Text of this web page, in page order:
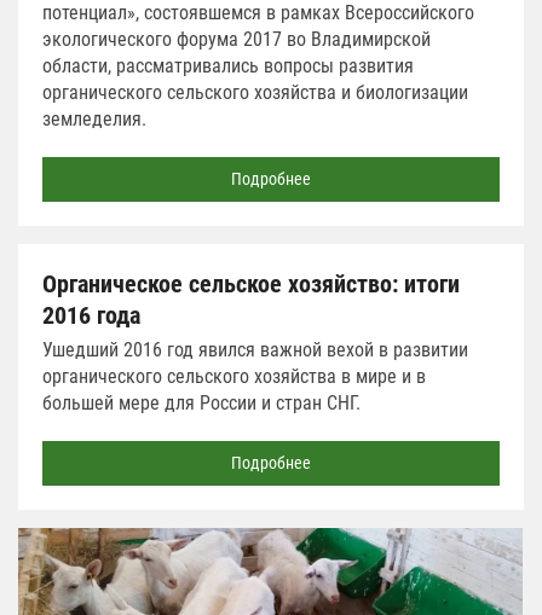
потенциал», состоявшемся в рамках Всероссийского
экологического форума 2017 во Владимирской
области, рассматривались вопросы развития
органического сельского хозяйства и биологизации
земледелия.
Подробнее
Органическое сельское хозяйство: итоги
2016 года
Ушедший 2016 год явился важной вехой в развитии
органического сельского хозяйства в мире и в
большей мере для России и стран СНГ.
Подробнее